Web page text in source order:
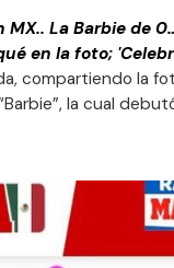
MX.. La Barbie de
en la foto;
compartiendo la
la cual